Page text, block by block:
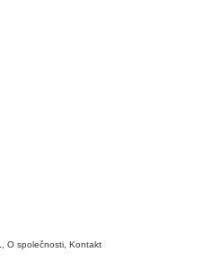
O společnosti Kontakt